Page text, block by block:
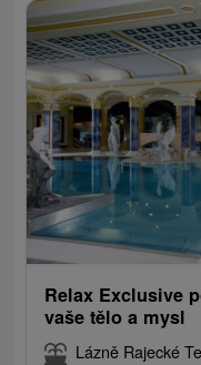
Relax Exclusive
vaše tělo a mysl
Lázně Rajecké